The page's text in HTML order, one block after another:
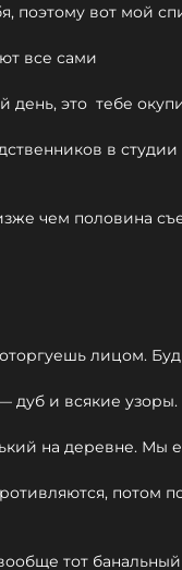
поэтому вот мой
все сами
это тебе
в
чем половина
лицом.
дуб и всякие узоры.
на деревне. Мы
потом
тот